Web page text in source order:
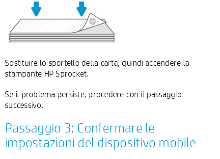
Sostituire lo sportello della carta, quindi accendere la
stampante HP Sprocket.
Se il problema persiste, procedere con il passaggio
successivo.
Passaggio 3: Confermare le
impostazioni del dispositivo mobile